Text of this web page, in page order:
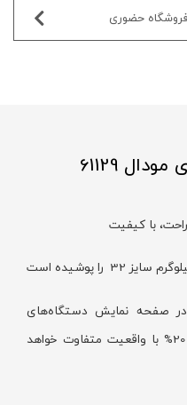
حضوری‌
61129
با کیفیت
صفحه نمایش دستگاه‌های
مختلف، رنگ محصولات در تصویر تا 20% با واقعیت متفاوت خواهد